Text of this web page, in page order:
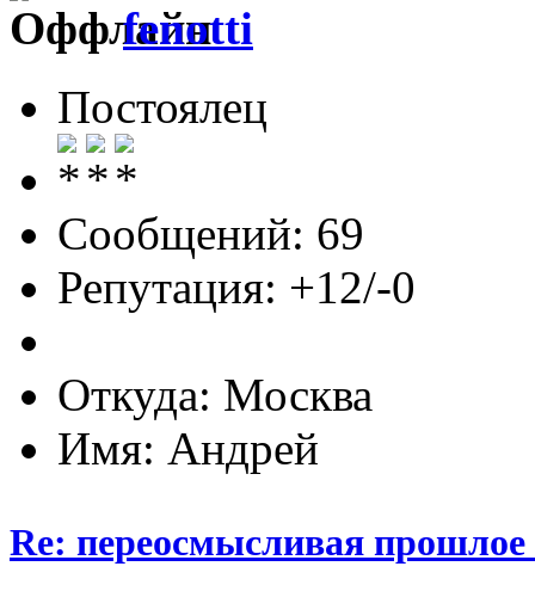
fenotti
Постоялец
Сообщений: 69
Репутация: +12/-0
Откуда: Москва
Имя: Андрей
Re: переосмысливая